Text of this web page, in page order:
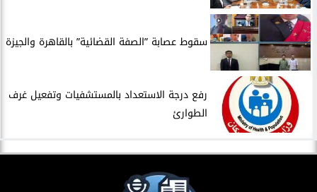
سقوط عصابة ”الصفة القضائية” بالقاهرة والجيزة
​رفع درجة الاستعداد بالمستشفيات وتفعيل غرف
الطوارئ